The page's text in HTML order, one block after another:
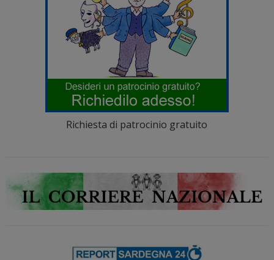
Richiesta di patrocinio gratuito